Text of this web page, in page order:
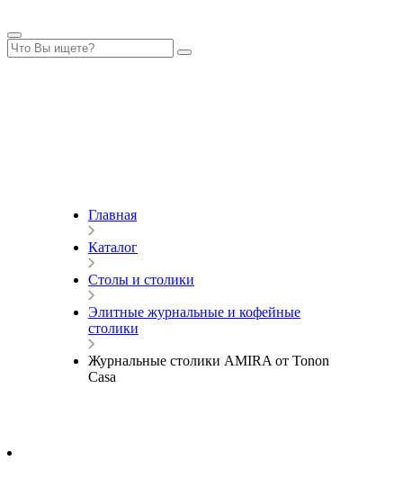
Главная
Каталог
Столы и столики
Элитные журнальные и кофейные
столики
Журнальные столики AMIRA от Tonon
Casa